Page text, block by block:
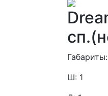
Габариты:
Ш: 1